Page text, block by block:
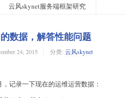
云风skynet服务端框架研究
数据，解答性能问题
24, 2015 分类: 云风skynet
记录一下现在的运维运营数据：